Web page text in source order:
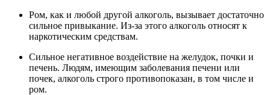
Ром, как и любой другой алкоголь, вызывает достаточно
сильное привыкание. Из-за этого алкоголь относят к
наркотическим средствам.
Сильное негативное воздействие на желудок, почки и
печень. Людям, имеющим заболевания печени или
почек, алкоголь строго противопоказан, в том числе и
ром.